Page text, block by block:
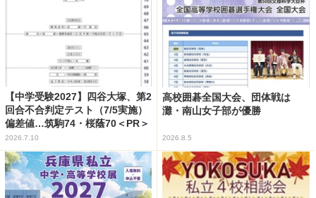
【中学受験2027】四谷大塚、第2
回合不合判定テスト（7/5実施）
偏差値…筑駒74・桜蔭70＜PR＞
2026.7.10
高校囲碁全国大会、団体戦は
灘・南山女子部が優勝
2026.8.5